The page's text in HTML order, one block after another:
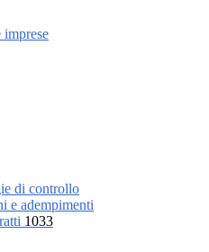
di controllo
e adempimenti
1033